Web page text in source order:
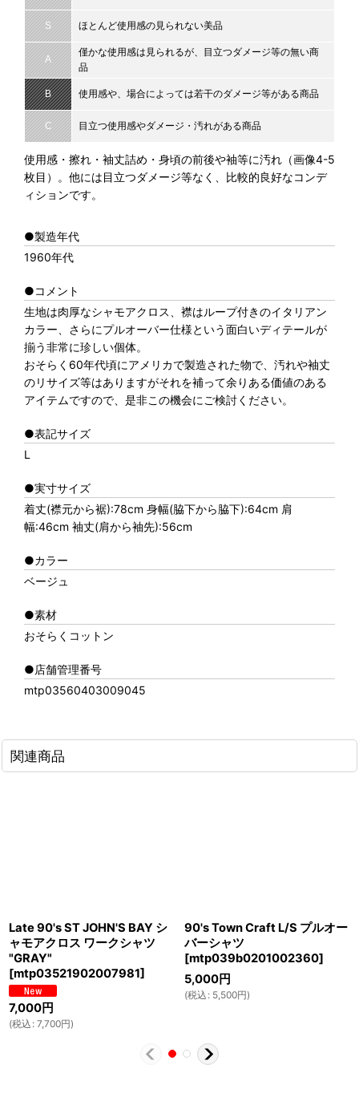
S ほとんど使用感の見られない美品
A
僅かな使用感は見られるが、目立つダメージ等の無い商
品
B 使用感や、場合によっては若干のダメージ等がある商品
C 目立つ使用感やダメージ・汚れがある商品
使用感・擦れ・袖丈詰め・身頃の前後や袖等に汚れ（画像4-5
枚目）。他には目立つダメージ等なく、比較的良好なコンデ
ィションです。
●製造年代
1960年代
●コメント
生地は肉厚なシャモアクロス、襟はループ付きのイタリアン
カラー、さらにプルオーバー仕様という面白いディテールが
揃う非常に珍しい個体。
おそらく60年代頃にアメリカで製造された物で、汚れや袖丈
のリサイズ等はありますがそれを補って余りある価値のある
アイテムですので、是非この機会にご検討ください。
●表記サイズ
L
●実寸サイズ
着丈(襟元から裾):78cm 身幅(脇下から脇下):64cm 肩
幅:46cm 袖丈(肩から袖先):56cm
●カラー
ベージュ
●素材
おそらくコットン
●店舗管理番号
mtp03560403009045
関連商品
Late 90's ST JOHN'S BAY シ
ャモアクロス ワークシャツ
"GRAY"
[mtp03521902007981]
7,000円
(税込 : 7,700円)
90's Town Craft L/S プルオー
バーシャツ
[mtp039b0201002360]
5,000円
(税込 : 5,500円)